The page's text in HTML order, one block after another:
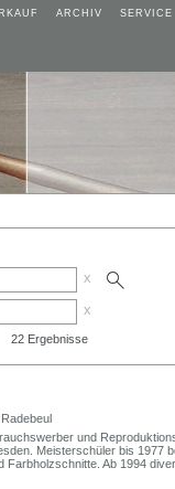
ARCHIV SERVICE
x
x
22 Ergebnisse
und
Meisterschüler bis 1977
Farbholzschnitte. Ab 1994